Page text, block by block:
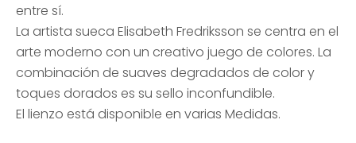
entre sí.
La artista sueca Elisabeth Fredriksson se centra en el
arte moderno con un creativo juego de colores. La
combinación de suaves degradados de color y
toques dorados es su sello inconfundible.
El lienzo está disponible en varias Medidas.